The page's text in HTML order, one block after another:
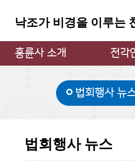
낙조가 비경을 이루는
흥륜사 소개
주지스님 인사
흥륜사 사계
흥륜사 낙조
전각
대웅전
만불전
관음굴
삼성각
법회행사 뉴
법회행사 뉴스